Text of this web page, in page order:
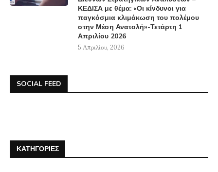
ΚΕΔΙΣΑ με θέμα: «Οι κίνδυνοι για
παγκόσμια κλιμάκωση του πολέμου
στην Μέση Ανατολή»-Τετάρτη 1
Απριλίου 2026
5 Απριλίου, 2026
SOCIAL FEED
ΚΑΤΗΓΟΡΊΕΣ